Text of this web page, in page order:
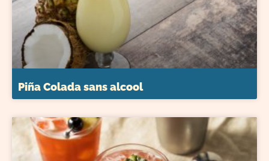
Piña Colada sans alcool